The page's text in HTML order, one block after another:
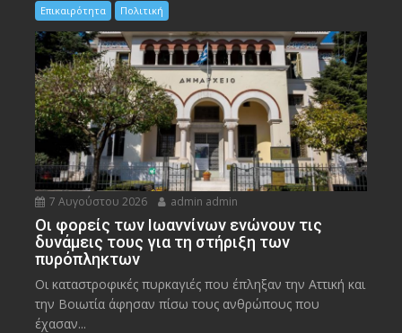
Επικαιρότητα Πολιτική
7 Αυγούστου 2026 admin admin
Οι φορείς των Ιωαννίνων ενώνουν τις
δυνάμεις τους για τη στήριξη των
πυρόπληκτων
Οι καταστροφικές πυρκαγιές που έπληξαν την Αττική και
την Bοιωτία άφησαν πίσω τους ανθρώπους που
έχασαν...